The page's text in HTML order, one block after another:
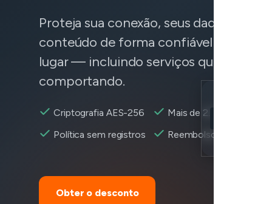
Proteja sua conexão, seus dados e
conteúdo de forma confiável de
lugar — incluindo serviços que não
comportando.
Criptografia AES-256
Mais de 2.600+
Política sem registros
Reembolso em 30 dias
Obter o desconto